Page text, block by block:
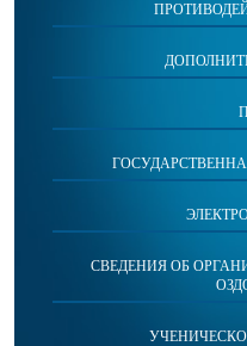
СВЕДЕНИЯ ОБ